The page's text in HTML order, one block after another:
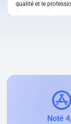
qualité et le
Noté